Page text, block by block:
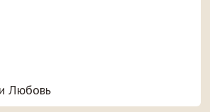
Любовь